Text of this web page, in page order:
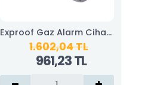
Exproof Gaz Alarm Cihazı
(Sismik)
1.602,04 TL
961,23 TL